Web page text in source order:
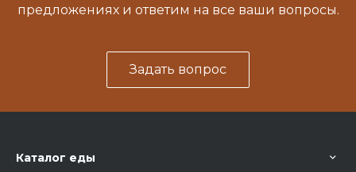
предложениях и ответим на все ваши вопросы.
Задать вопрос
Каталог еды